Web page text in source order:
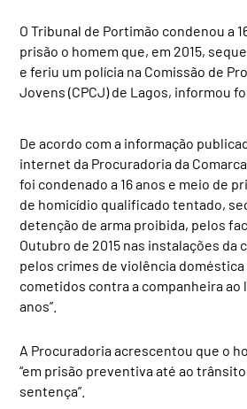
O Tribunal de Portimão condenou a
prisão o homem que, em 2015,
e feriu um polícia na Comissão de
Jovens (CPCJ) de Lagos, informou
De acordo com a informação
internet da Procuradoria da
foi condenado a 16 anos e meio de
de homicídio qualificado tentado,
detenção de arma proibida, pelos
Outubro de 2015 nas instalações da
pelos crimes de violência doméstica
cometidos contra a companheira ao
anos”.
A Procuradoria acrescentou que o
“em prisão preventiva até ao
sentença”.